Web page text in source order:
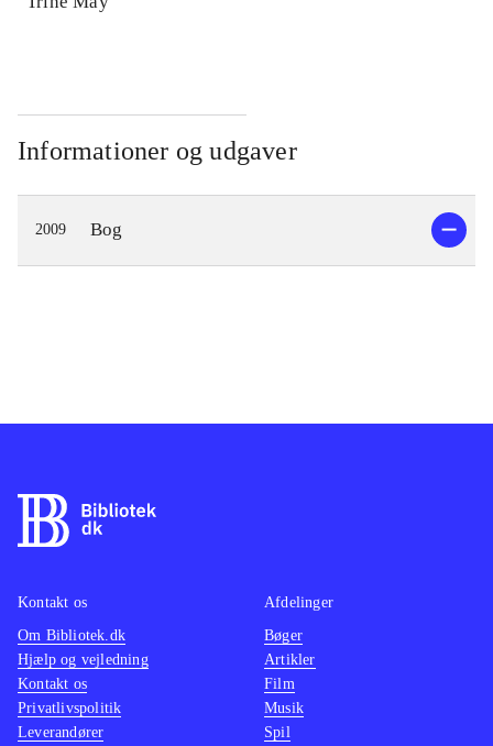
Informationer og udgaver
2009 Bog
Kontakt os
Om Bibliotek.dk
Hjælp og vejledning
Kontakt os
Privatlivspolitik
Leverandører
Afdelinger
Bøger
Artikler
Film
Musik
Spil